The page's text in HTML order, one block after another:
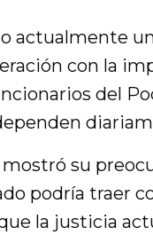
actualmente
con la
del
su
podría traer
la justicia